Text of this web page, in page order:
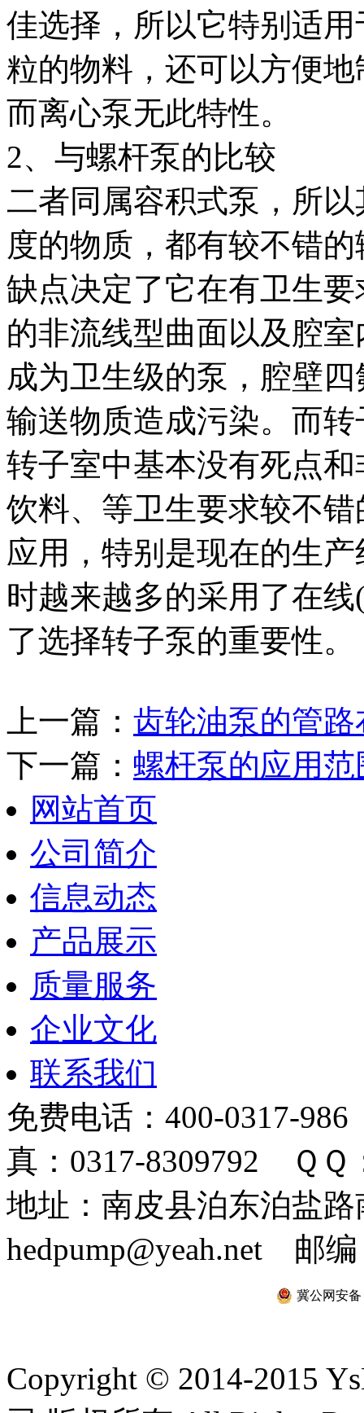
佳选择，所以它特别适
粒的物料，还可以方便
而离心泵无此特性。
2、与螺杆泵的比较
二者同属容积式泵，所
度的物质，都有较不错
缺点决定了它在有卫生
的非流线型曲面以及腔
成为卫生级的泵，腔壁
输送物质造成污染。而
转子室中基本没有死点
饮料、等卫生要求较不
应用，特别是现在的生
时越来越多的采用了在
了选择转子泵的重要性。
上一篇： 齿轮油泵的管
下一篇： 螺杆泵的应用
网站首页
公司简介
信息动态
产品展示
质量服务
企业文化
联系我们
免费电话：400-0317-
真：0317-8309792 ＱＱ
地址：南皮县泊东泊盐
hedpump@yeah.net 邮编
冀公网安备
Copyright © 2014-2015